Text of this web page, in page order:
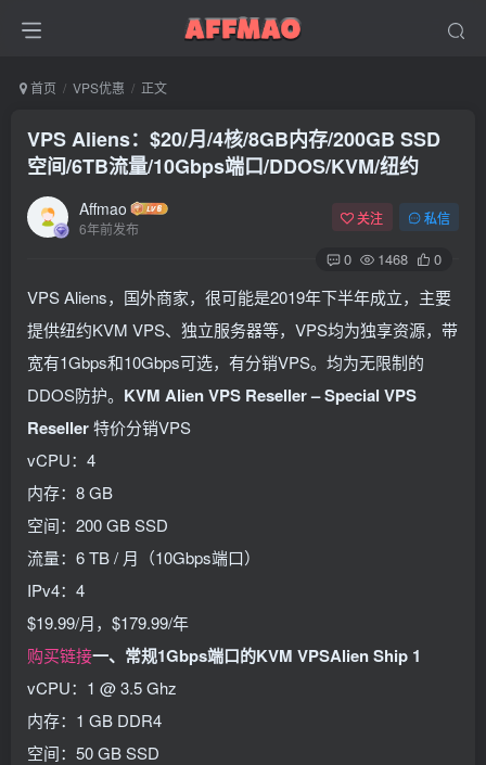
首页 VPS优惠 正文
VPS Aliens：$20/月/4核/8GB内存/200GB SSD
空间/6TB流量/10Gbps端口/DDOS/KVM/纽约
Affmao
6年前发布
关注 私信
0 1468 0
VPS Aliens，国外商家，很可能是2019年下半年成立，主要
提供纽约KVM VPS、独立服务器等，VPS均为独享资源，带
宽有1Gbps和10Gbps可选，有分销VPS。均为无限制的
DDOS防护。 KVM Alien VPS Reseller – Special VPS
Reseller特价分销VPS
vCPU：4
内存：8 GB
空间：200 GB SSD
流量：6 TB / 月（10Gbps端口）
IPv4：4
$19.99/月，$179.99/年
购买链接一、常规1Gbps端口的KVM VPSAlien Ship 1
vCPU：1 @ 3.5 Ghz
内存：1 GB DDR4
空间：50 GB SSD